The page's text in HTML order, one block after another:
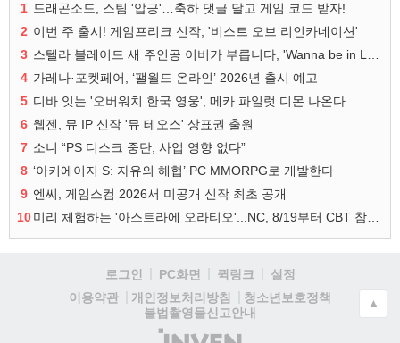
1 드래곤소드, 스팀 '압긍'…축하 댓글 달고 게임 코드 받자!
2 이번 주 출시! 게임프리크 신작, '비스트 오브 리인카네이션'
3
4 가레나·포켓페어, ‘팰월드 온라인’ 2026년 출시 예고
5 디바 잇는 '오버워치 한국 영웅', 메카 파일럿 디몬 나온다
6 웹젠, 뮤 IP 신작 '뮤 테오스' 상표권 출원
7 소니 “PS 디스크 중단, 사업 영향 없다”
8 ‘아키에이지 S: 자유의 해협’ PC MMORPG로 개발한다
9 엔씨, 게임스컴 2026서 미공개 신작 최초 공개
10
로그인 PC화면 퀵링크
설정
이용약관
개인정보처리방침
청소년보호정책
불법촬영물신고안내
(주)
▲